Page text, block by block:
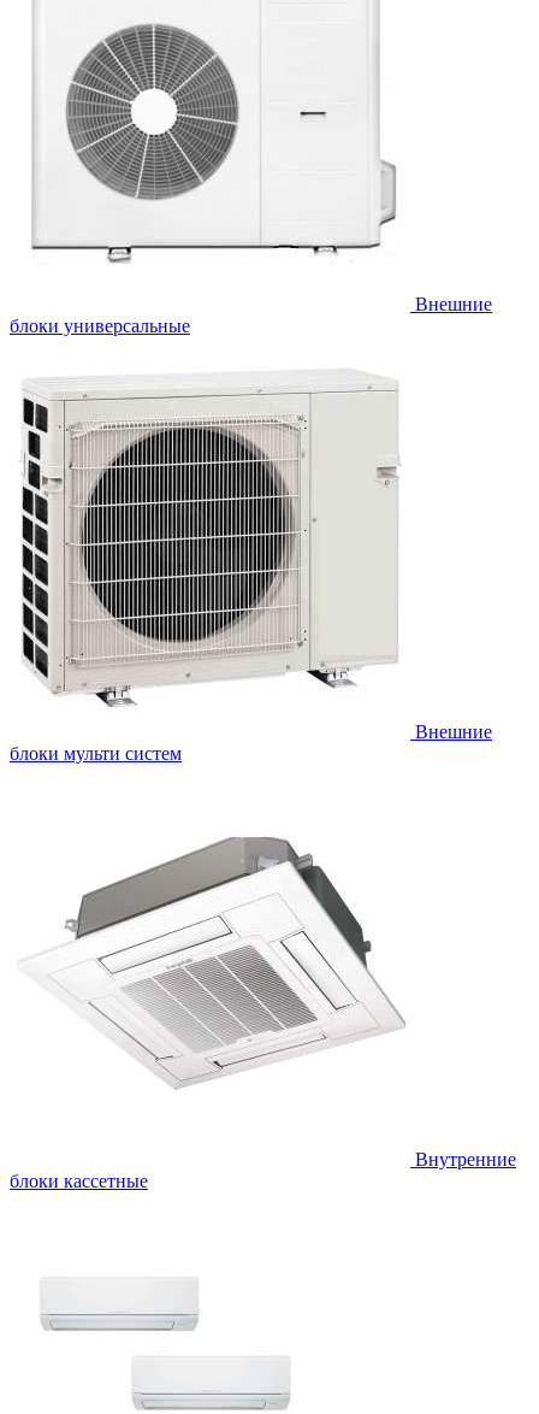
Внешние
блоки универсальные
Внешние
блоки мульти систем
Внутренние
блоки кассетные